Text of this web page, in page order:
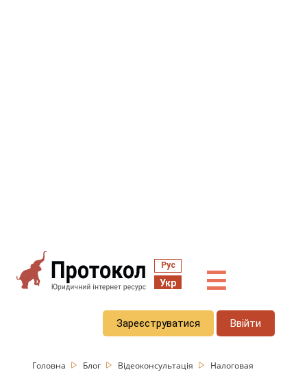
Рус
Укр ☰
Зареєструватися Ввійти
Головна Блог Відеоконсультація
Налоговая